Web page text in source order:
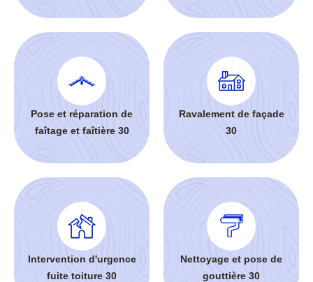
Pose et réparation de
faîtage et faîtière 30
Ravalement de façade
30
Intervention d'urgence
fuite toiture 30
Nettoyage et pose de
gouttière 30